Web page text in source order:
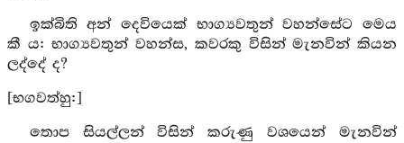
ඉක්බිති අන් දෙවියෙක් භාග්‍යවතුන් වහන්සේට මෙය
කී ය: භාග්‍යවතුන් වහන්ස, කවරකු විසින් මැනවින් කියන
ලද්දේ ද?
[භගවත්හු:]
තොප සියල්ලන් විසින් කරුණු වශයෙන් මැනවින්